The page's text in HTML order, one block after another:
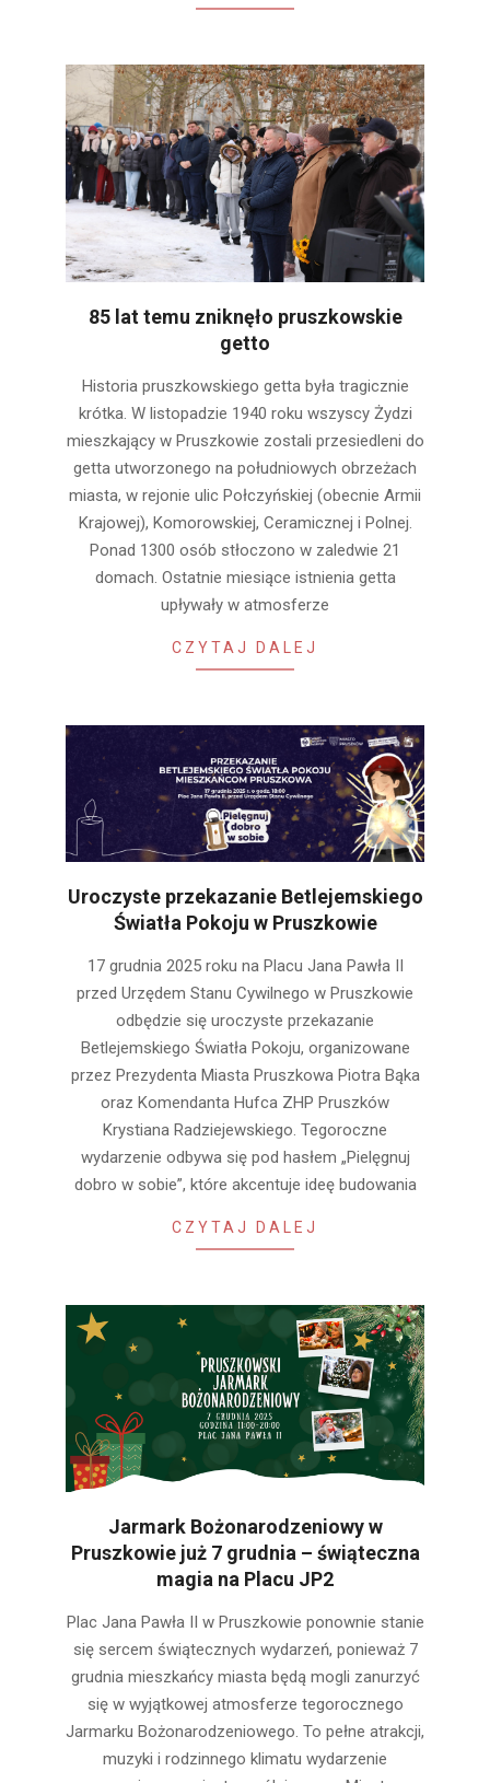
85 lat temu zniknęło pruszkowskie
getto
02-
07
Historia pruszkowskiego getta była tragicznie
krótka. W listopadzie 1940 roku wszyscy Żydzi
mieszkający w Pruszkowie zostali przesiedleni do
getta utworzonego na południowych obrzeżach
miasta, w rejonie ulic Połczyńskiej (obecnie Armii
Krajowej), Komorowskiej, Ceramicznej i Polnej.
Ponad 1300 osób stłoczono w zaledwie 21
domach. Ostatnie miesiące istnienia getta
upływały w atmosferze
CZYTAJ DALEJ
Uroczyste przekazanie Betlejemskiego
Światła Pokoju w Pruszkowie
12
17 grudnia 2025 roku na Placu Jana Pawła II
przed Urzędem Stanu Cywilnego w Pruszkowie
odbędzie się uroczyste przekazanie
Betlejemskiego Światła Pokoju, organizowane
przez Prezydenta Miasta Pruszkowa Piotra Bąka
oraz Komendanta Hufca ZHP Pruszków
Krystiana Radziejewskiego. Tegoroczne
wydarzenie odbywa się pod hasłem „Pielęgnuj
dobro w sobie”, które akcentuje ideę budowania
CZYTAJ DALEJ
Jarmark Bożonarodzeniowy w
Pruszkowie już 7 grudnia – świąteczna
magia na Placu JP2
12-
06
Plac Jana Pawła II w Pruszkowie ponownie stanie
się sercem świątecznych wydarzeń, ponieważ 7
grudnia mieszkańcy miasta będą mogli zanurzyć
się w wyjątkowej atmosferze tegorocznego
Jarmarku Bożonarodzeniowego. To pełne atrakcji,
muzyki i rodzinnego klimatu wydarzenie